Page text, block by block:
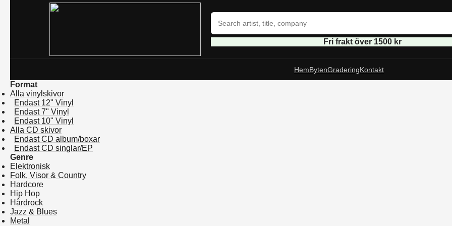
Fri frakt över 1500 kr
HemBytenGraderingKontakt
Format
Alla vinylskivor
Endast 12" Vinyl
Endast 7" Vinyl
Endast 10" Vinyl
Alla CD skivor
Endast CD album/boxar
Endast CD singlar/EP
Genre
Elektronisk
Folk, Visor & Country
Hardcore
Hip Hop
Hårdrock
Jazz & Blues
Metal